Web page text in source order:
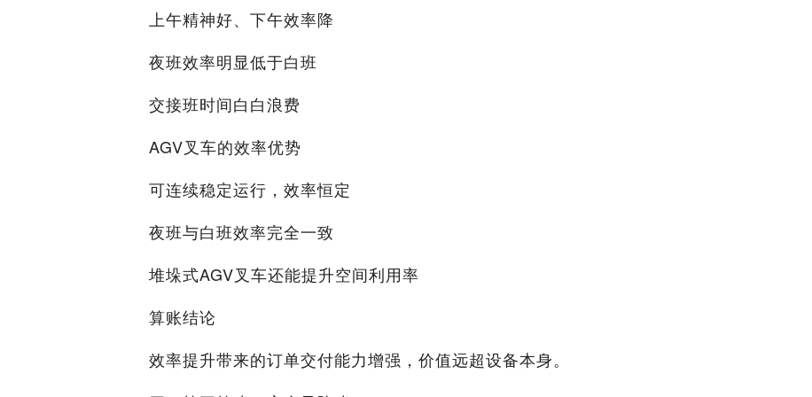
上午精神好、下午效率降
夜班效率明显低于白班
交接班时间白白浪费
AGV叉车的效率优势
可连续稳定运行，效率恒定
夜班与白班效率完全一致
堆垛式AGV叉车还能提升空间利用率
算账结论
效率提升带来的订单交付能力增强，价值远超设备本身。